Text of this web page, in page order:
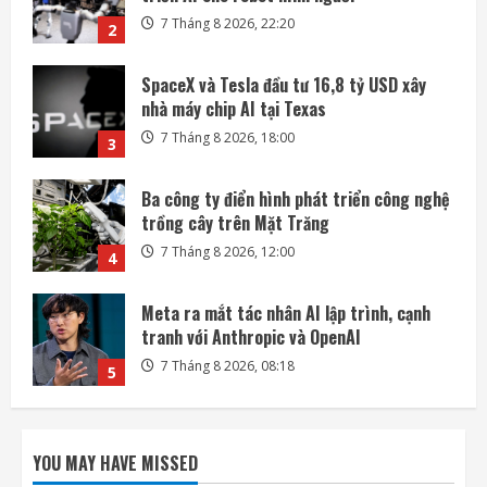
3 7 Tháng 8 2026, 18:00
4
Ba công ty điển hình phát triển công nghệ
trồng cây trên Mặt Trăng
7 Tháng 8 2026, 12:00
5
Meta ra mắt tác nhân AI lập trình, cạnh
tranh với Anthropic và OpenAI
7 Tháng 8 2026, 08:18
1
SoftBank không chỉ đầu tư vào AI mà còn
lãi lớn nhờ mua cổ phần Intel
7 Tháng 8 2026, 22:27
triển AI cho robot hình người
7 Tháng 8 2026, 22:20
YOU MAY HAVE MISSED